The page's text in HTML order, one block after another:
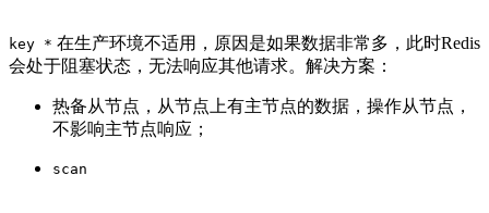
key * 在生产环境不适用，原因是如果数据非常多，此时Redis
会处于阻塞状态，无法响应其他请求。解决方案：
热备从节点，从节点上有主节点的数据，操作从节点，
不影响主节点响应；
scan